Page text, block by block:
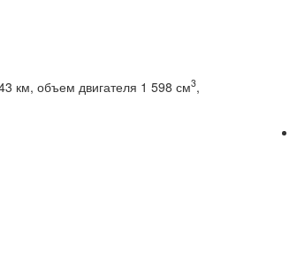
км, объем двигателя 1 598 см3,